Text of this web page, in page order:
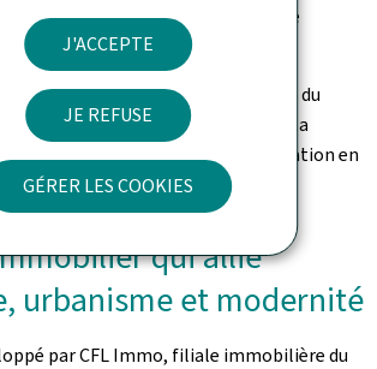
J'ACCEPTE
JE REFUSE
GÉRER LES COOKIES
ferroviaire et des espaces de
virtuelle.
immeuble sera mise à disposition du
nationale, de l'Enfance et de la
ses besoins de salles de formation en
qui allie
urbanisme et modernité
par CFL Immo, filiale immobilière du